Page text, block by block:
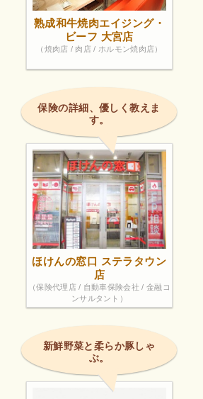
熟成和牛焼肉エイジング・
ビーフ 大宮店
（焼肉店 / 肉店 / ホルモン焼肉店）
保険の詳細、優しく教えま
す。
ほけんの窓口 ステラタウン
店
（保険代理店 / 自動車保険会社 / 金融コ
ンサルタント）
新鮮野菜と柔らか豚しゃ
ぶ。